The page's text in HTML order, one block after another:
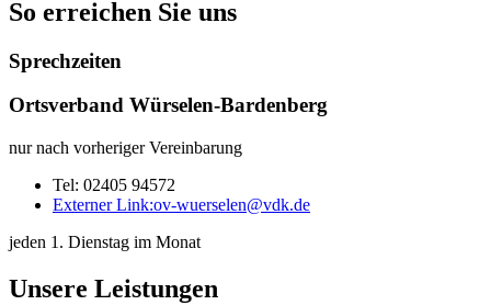
So erreichen Sie uns
Sprechzeiten
Ortsverband Würselen-Bardenberg
nur nach vorheriger Vereinbarung
Tel: 02405 94572
Externer Link:ov-wuerselen@vdk.de
jeden 1. Dienstag im Monat
Unsere Leistungen